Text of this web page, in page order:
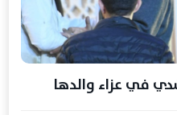
في عزاء والدها